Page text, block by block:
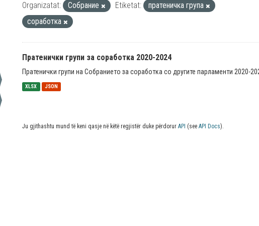
Organizatat: Собрание Etiketat:
пратеничка група
соработка
Пратенички групи за соработка 2020-2024
Пратенички групи на Собранието за соработка со другите парламенти 2020-
XLSX JSON
Ju gjithashtu mund të keni qasje në këtë regjistër duke përdorur API (see API Docs).